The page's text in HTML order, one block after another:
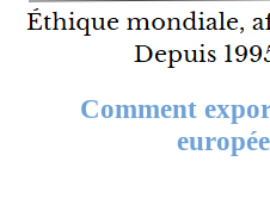
Comment